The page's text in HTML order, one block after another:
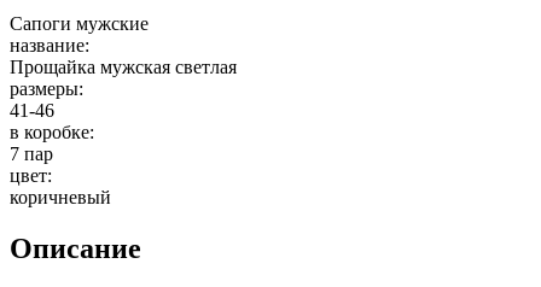
Сапоги мужские
название:
Прощайка мужская светлая
размеры:
41-46
в коробке:
7 пар
цвет:
коричневый
Описание